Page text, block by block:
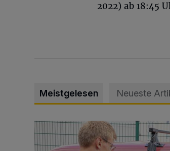
2022) ab 18:45
Meistgelesen Neueste
Feuerwehr befreit Kind aus